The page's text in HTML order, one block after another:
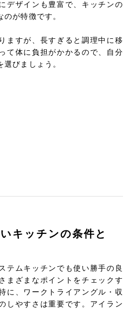
デザインも豊富で、キッチンの
が特徴です。
ますが、長すぎると調理中に移
て体に負担がかかるので、自分
びましょう。
キッチンの条件と
テムキッチンでも使い勝手の良
まざまなポイントをチェックす
に、ワークトライアングル・収
しやすさは重要です。アイラン